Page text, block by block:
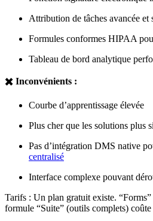
Attribution de tâches avancée et
Formules conformes HIPAA
Tableau de bord analytique
✖️ Inconvénients :
Courbe d’apprentissage élevée
Plus cher que les solutions plus
Pas d’intégration DMS native
centralisé
Interface complexe pouvant
Tarifs : Un plan gratuit existe.
formule “Suite” (outils complets)